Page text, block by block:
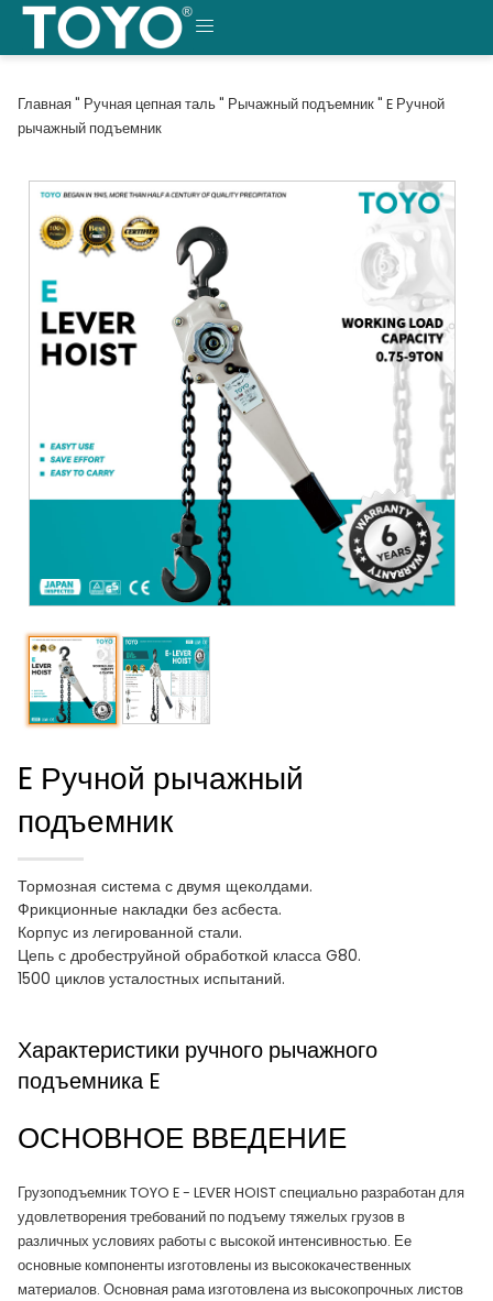
Перейти
содержанию
МЕНЮ
Главная" Ручная цепная таль" Рычажный подъемник" E Ручной
рычажный подъемник
E Ручной рычажный
подъемник
Тормозная система с двумя щеколдами.
Фрикционные накладки без асбеста.
Корпус из легированной стали.
Цепь с дробеструйной обработкой класса G80.
1500 циклов усталостных испытаний.
Характеристики ручного рычажного
подъемника E
ОСНОВНОЕ ВВЕДЕНИЕ
Грузоподъемник TOYO E - LEVER HOIST специально разработан для
удовлетворения требований по подъему тяжелых грузов в
различных условиях работы с высокой интенсивностью. Ее
основные компоненты изготовлены из высококачественных
материалов. Основная рама изготовлена из высокопрочных листов